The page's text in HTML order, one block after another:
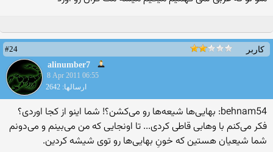
کاربر
#24
alinumber7
8 Apr 2011 06:55
ارسالها: 2642
behnam54: بهایی‌ها شیعه‌ها رو می‌کشن؟! شما اینو از کجا اوردی؟
فکر می‌کنم با وهابی قاطی کردی... تا اونجایی که من می‌بینم و می‌دونم
شما شیعیان هستین که خونِ بهایی‌ها رو توی شیشه کردین.